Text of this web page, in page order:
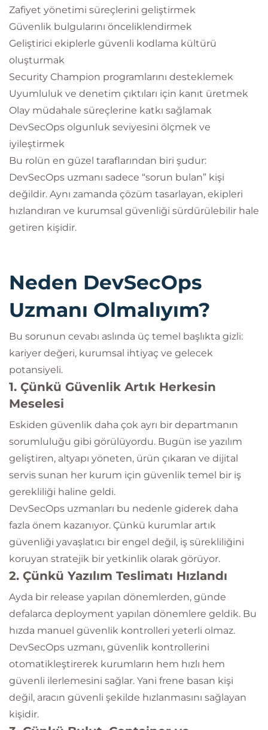
Zafiyet yönetimi süreçlerini geliştirmek
Güvenlik bulgularını önceliklendirmek
Geliştirici ekiplerle güvenli kodlama kültürü
oluşturmak
Security Champion programlarını desteklemek
Uyumluluk ve denetim çıktıları için kanıt üretmek
Olay müdahale süreçlerine katkı sağlamak
DevSecOps olgunluk seviyesini ölçmek ve
iyileştirmek
Bu rolün en güzel taraflarından biri şudur:
DevSecOps uzmanı sadece “sorun bulan” kişi
değildir. Aynı zamanda çözüm tasarlayan, ekipleri
hızlandıran ve kurumsal güvenliği sürdürülebilir hale
getiren kişidir.
Neden DevSecOps
Uzmanı Olmalıyım?
Bu sorunun cevabı aslında üç temel başlıkta gizli:
kariyer değeri, kurumsal ihtiyaç ve gelecek
potansiyeli.
1. Çünkü Güvenlik Artık Herkesin
Meselesi
Eskiden güvenlik daha çok ayrı bir departmanın
sorumluluğu gibi görülüyordu. Bugün ise yazılım
geliştiren, altyapı yöneten, ürün çıkaran ve dijital
servis sunan her kurum için güvenlik temel bir iş
gerekliliği haline geldi.
DevSecOps uzmanları bu nedenle giderek daha
fazla önem kazanıyor. Çünkü kurumlar artık
güvenliği yavaşlatıcı bir engel değil, iş sürekliliğini
koruyan stratejik bir yetkinlik olarak görüyor.
2. Çünkü Yazılım Teslimatı Hızlandı
Ayda bir release yapılan dönemlerden, günde
defalarca deployment yapılan dönemlere geldik. Bu
hızda manuel güvenlik kontrolleri yeterli olmaz.
DevSecOps uzmanı, güvenlik kontrollerini
otomatikleştirerek kurumların hem hızlı hem
güvenli ilerlemesini sağlar. Yani frene basan kişi
değil, aracın güvenli şekilde hızlanmasını sağlayan
kişidir.